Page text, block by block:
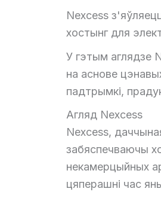
Nexcess
хостынг для
У гэтым аглядзе
на аснове
падтрымкі,
Агляд Nexcess
Nexcess,
забяспечваючы
некамерцыйных
цяперашні час